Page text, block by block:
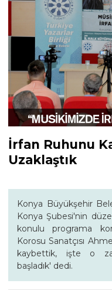
İrfan Ruhunu
Uzaklaştık
Konya Büyükşehir
Konya Şubesi'nin
konulu programa
Korosu Sanatçısı
kaybettik, işte o
başladık' dedi.